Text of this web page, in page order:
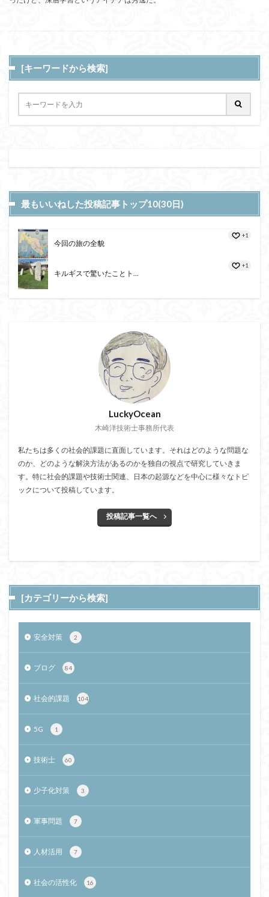
[キーワードから検索]
最もいいねした投稿記事トップ10(30日)
今回の旅の全貌
+1
キルギスで驚いたことト...
+1
LuckyOcean
木崎洋技術士事務所代表
私たちは多くの社会的課題に直面しています。それはどのような問題な
のか、どのような解決方法があるのかを独自の視点で研究していきま
す。特に社会的課題や技術士関連、日本の起源などを中心に様々なトピ
ックについて投稿しています。
投稿記事一覧へ
[カテゴリーから検索]
安全対策 2
ブログ 84
社会的課題 104
5G 1
技術士 60
少子化対策 3
軍事問題 7
人材活用 7
社会の活性化 16